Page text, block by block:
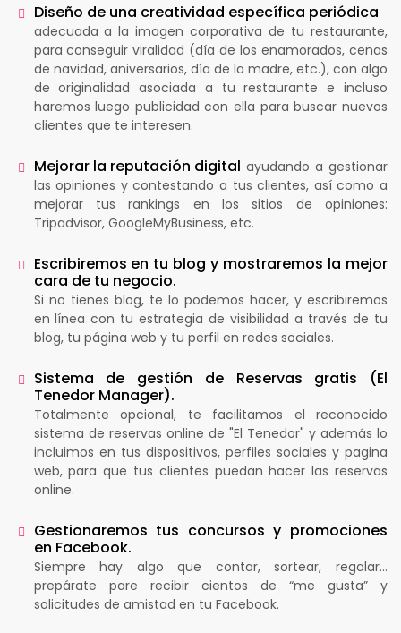
Diseño de una creatividad específica periódica
adecuada a la imagen corporativa de tu restaurante,
para conseguir viralidad (día de los enamorados, cenas
de navidad, aniversarios, día de la madre, etc.), con algo
de originalidad asociada a tu restaurante e incluso
haremos luego publicidad con ella para buscar nuevos
clientes que te interesen.
Mejorar la reputación digital ayudando a gestionar
las opiniones y contestando a tus clientes, así como a
mejorar tus rankings en los sitios de opiniones:
Tripadvisor, GoogleMyBusiness, etc.
Escribiremos en tu blog y mostraremos la mejor
cara de tu negocio.
Si no tienes blog, te lo podemos hacer, y escribiremos
en línea con tu estrategia de visibilidad a través de tu
blog, tu página web y tu perfil en redes sociales.
Sistema de gestión de Reservas gratis (El
Tenedor Manager).
Totalmente opcional, te facilitamos el reconocido
sistema de reservas online de "El Tenedor" y además lo
incluimos en tus dispositivos, perfiles sociales y pagina
web, para que tus clientes puedan hacer las reservas
online.
Gestionaremos tus concursos y promociones
en Facebook.
Siempre hay algo que contar, sortear, regalar…
prepárate pare recibir cientos de “me gusta” y
solicitudes de amistad en tu Facebook.